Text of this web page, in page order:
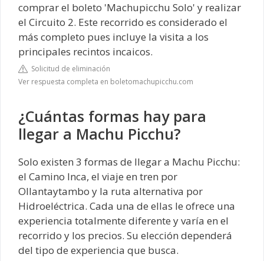
comprar el boleto 'Machupicchu Solo' y realizar
el Circuito 2. Este recorrido es considerado el
más completo pues incluye la visita a los
principales recintos incaicos.
Solicitud de eliminación
Ver respuesta completa en boletomachupicchu.com
¿Cuántas formas hay para
llegar a Machu Picchu?
Solo existen 3 formas de llegar a Machu Picchu:
el Camino Inca, el viaje en tren por
Ollantaytambo y la ruta alternativa por
Hidroeléctrica. Cada una de ellas le ofrece una
experiencia totalmente diferente y varía en el
recorrido y los precios. Su elección dependerá
del tipo de experiencia que busca.